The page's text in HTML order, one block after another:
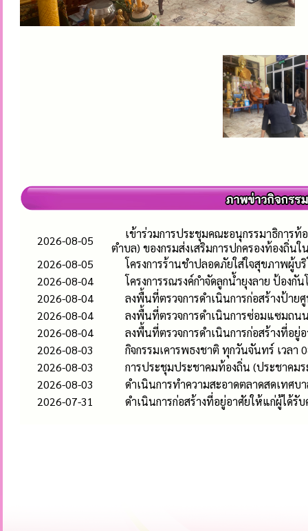
2026-08-05
เข้าร่วมการประชุมคณะอนุกรรมาธิการ
ตำบล) ของกรมส่งเสริมการปกครองท้องถิ่นใ
2026-08-05
โครงการร้านชำปลอดภัยใส่ใจสุขภาพผู้บ
2026-08-04
โครงการรณรงค์กำจัดลูกน้ำยุงลาย ป้อง
2026-08-04
ลงพื้นที่ตรวจการดำเนินการก่อสร้างป้า
2026-08-04
ลงพื้นที่ตรวจการดำเนินการซ่อมแซมถน
2026-08-04
ลงพื้นที่ตรวจการดำเนินการก่อสร้างที่อ
2026-08-03
กิจกรรมเคารพธงชาติ ทุกวันจันทร์ เวลา
2026-08-03
การประชุมประชาคมท้องถิ่น (ประชาคม
2026-08-03
ดำเนินการทำความสะอาดตลาดสดเทศ
2026-07-31
ดำเนินการก่อสร้างที่อยู่อาศัยให้แก่ผู้ได้